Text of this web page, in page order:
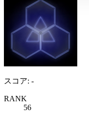
スコア: -
RANK
56